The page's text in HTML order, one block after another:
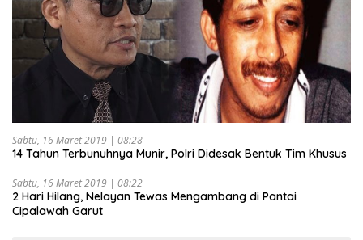
Sabtu, 16 Maret 2019 | 08:28
14 Tahun Terbunuhnya Munir, Polri Didesak Bentuk Tim Khusus
Sabtu, 16 Maret 2019 | 08:22
2 Hari Hilang, Nelayan Tewas Mengambang di Pantai
Cipalawah Garut